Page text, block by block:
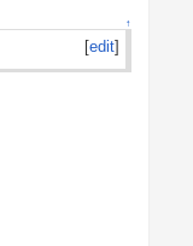
↑
[edit]